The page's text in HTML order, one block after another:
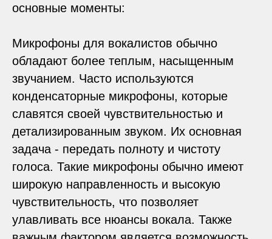
основные моменты:
Микрофоны для вокалистов обычно
обладают более теплым, насыщенным
звучанием. Часто используются
конденсаторные микрофоны, которые
славятся своей чувствительностью и
детализированным звуком. Их основная
задача - передать полноту и чистоту
голоса. Такие микрофоны обычно имеют
широкую направленность и высокую
чувствительность, что позволяет
улавливать все нюансы вокала. Также